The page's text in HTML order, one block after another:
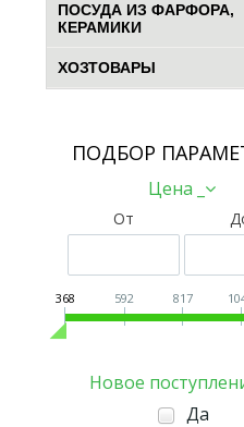
ПОСУДА ИЗ ФАРФОРА,
КЕРАМИКИ
ХОЗТОВАРЫ
ПОДБОР
Цена _
От
368 592 817
Новое
Да